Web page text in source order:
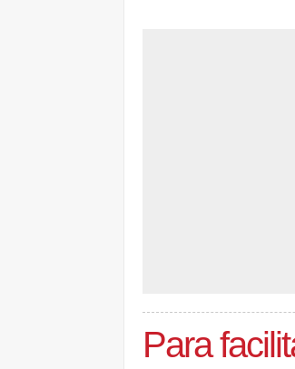
Para